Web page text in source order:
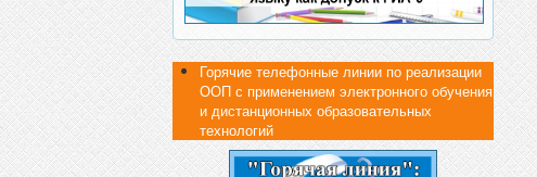
Горячие телефонные линии по реализации
ООП с применением электронного обучения
и дистанционных образовательных
технологий